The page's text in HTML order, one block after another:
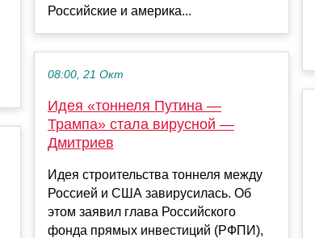
Российские и америка...
08:00, 21 Окт
Идея «тоннеля Путина —
Трампа» стала вирусной —
Дмитриев
Идея строительства тоннеля между
Россией и США завирусилась. Об
этом заявил глава Российского
фонда прямых инвестиций (РФПИ),